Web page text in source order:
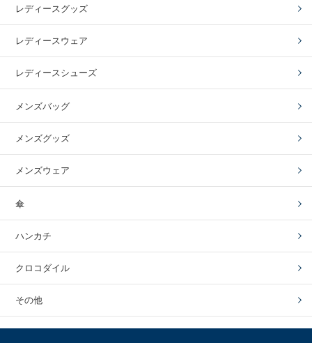
レディースグッズ
レディースウェア
レディースシューズ
メンズバッグ
メンズグッズ
メンズウェア
傘
ハンカチ
クロコダイル
その他